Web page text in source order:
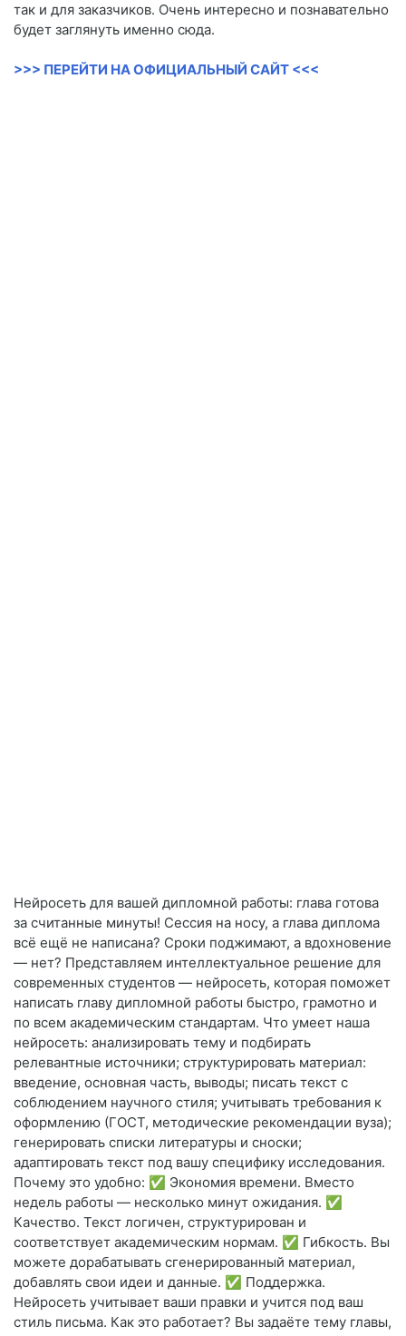
так и для заказчиков. Очень интересно и познавательно
будет заглянуть именно сюда.
>>> ПЕРЕЙТИ НА ОФИЦИАЛЬНЫЙ САЙТ <<<
Нейросеть для вашей дипломной работы: глава готова
за считанные минуты! Сессия на носу, а глава диплома
всё ещё не написана? Сроки поджимают, а вдохновение
— нет? Представляем интеллектуальное решение для
современных студентов — нейросеть, которая поможет
написать главу дипломной работы быстро, грамотно и
по всем академическим стандартам. Что умеет наша
нейросеть: анализировать тему и подбирать
релевантные источники; структурировать материал:
введение, основная часть, выводы; писать текст с
соблюдением научного стиля; учитывать требования к
оформлению (ГОСТ, методические рекомендации вуза);
генерировать списки литературы и сноски;
адаптировать текст под вашу специфику исследования.
Почему это удобно: ✅ Экономия времени. Вместо
недель работы — несколько минут ожидания. ✅
Качество. Текст логичен, структурирован и
соответствует академическим нормам. ✅ Гибкость. Вы
можете дорабатывать сгенерированный материал,
добавлять свои идеи и данные. ✅ Поддержка.
Нейросеть учитывает ваши правки и учится под ваш
стиль письма. Как это работает? Вы задаёте тему главы,